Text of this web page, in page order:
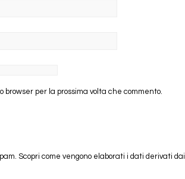
browser per la prossima volta che commento.
Scopri come vengono elaborati i dati derivati dai